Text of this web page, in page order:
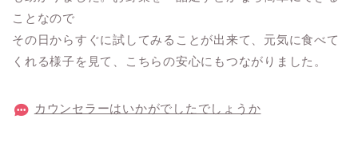
ことなので
その日からすぐに試してみることが出来て、元気に食べて
くれる様子を見て、こちらの安心にもつながりました。
カウンセラーはいかがでしたでしょうか